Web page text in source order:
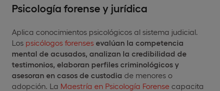
Psicología forense y jurídica
Aplica conocimientos psicológicos al sistema judicial.
Los psicólogos forenses evalúan la competencia
mental de acusados, analizan la credibilidad de
testimonios, elaboran perfiles criminológicos y
asesoran en casos de custodia de menores o
adopción. La Maestría en Psicología Forense capacita